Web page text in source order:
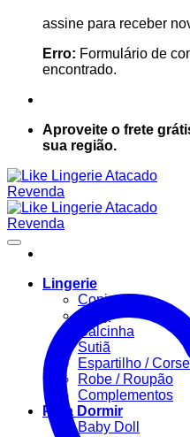
assine para receber
Erro: Formulário de
encontrado.
Aproveite o frete
sua região.
Lingerie
Conjuntos
Body
Calcinha
Sutiã
Espartilho /
Robe / Roupão
Complementos
Para Dormir
Baby Doll